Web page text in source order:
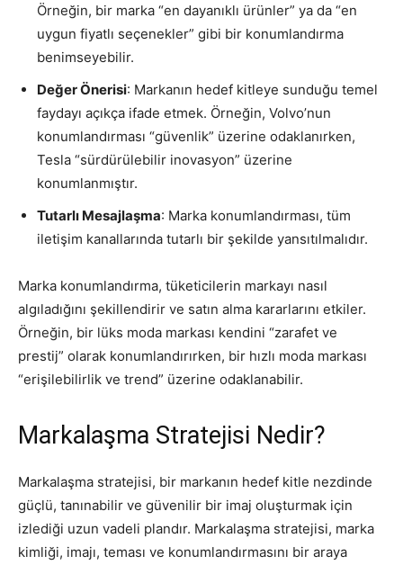
Örneğin, bir marka “en dayanıklı ürünler” ya da “en
uygun fiyatlı seçenekler” gibi bir konumlandırma
benimseyebilir.
Değer Önerisi: Markanın hedef kitleye sunduğu temel
faydayı açıkça ifade etmek. Örneğin, Volvo’nun
konumlandırması “güvenlik” üzerine odaklanırken,
Tesla “sürdürülebilir inovasyon” üzerine
konumlanmıştır.
Tutarlı Mesajlaşma: Marka konumlandırması, tüm
iletişim kanallarında tutarlı bir şekilde yansıtılmalıdır.
Marka konumlandırma, tüketicilerin markayı nasıl
algıladığını şekillendirir ve satın alma kararlarını etkiler.
Örneğin, bir lüks moda markası kendini “zarafet ve
prestij” olarak konumlandırırken, bir hızlı moda markası
“erişilebilirlik ve trend” üzerine odaklanabilir.
Markalaşma Stratejisi Nedir?
Markalaşma stratejisi, bir markanın hedef kitle nezdinde
güçlü, tanınabilir ve güvenilir bir imaj oluşturmak için
izlediği uzun vadeli plandır. Markalaşma stratejisi, marka
kimliği, imajı, teması ve konumlandırmasını bir araya